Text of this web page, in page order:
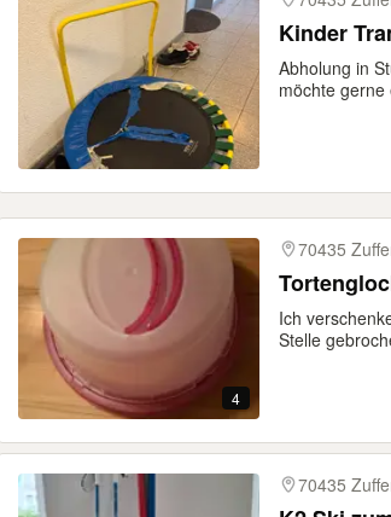
Kinder
Abholung in
möchte gerne
4
70435
Ich
Stelle
70435